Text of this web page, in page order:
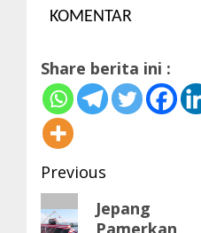
KOMENTAR
Share berita ini :
Post
navigation
Previous
PreviousJepang
Pamerkan